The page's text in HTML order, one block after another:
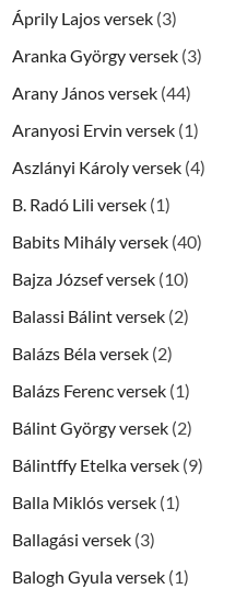
Áprily Lajos versek (3)
Aranka György versek (3)
Arany János versek (44)
Aranyosi Ervin versek (1)
Aszlányi Károly versek (4)
B. Radó Lili versek (1)
Babits Mihály versek (40)
Bajza József versek (10)
Balassi Bálint versek (2)
Balázs Béla versek (2)
Balázs Ferenc versek (1)
Bálint György versek (2)
Bálintffy Etelka versek (9)
Balla Miklós versek (1)
Ballagási versek (3)
Balogh Gyula versek (1)